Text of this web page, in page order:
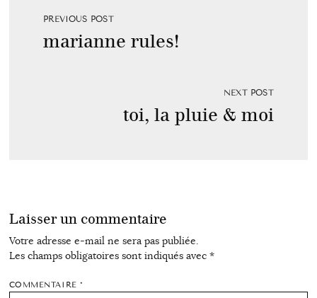
PREVIOUS POST
marianne rules!
NEXT POST
toi, la pluie & moi
Laisser un commentaire
Votre adresse e-mail ne sera pas publiée.
Les champs obligatoires sont indiqués avec *
COMMENTAIRE*